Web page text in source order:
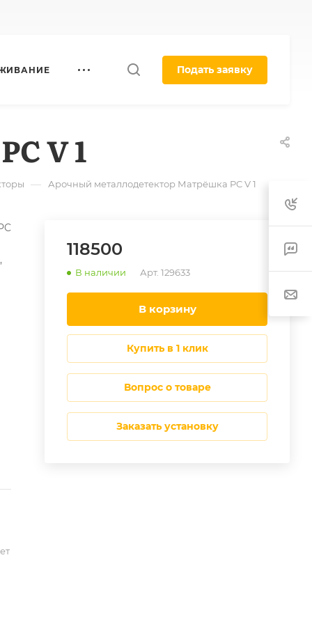
Подать заявку
V 1
— Арочный металлодетектор Матрёшка PC V 1
118500
В наличии Арт. 129633
в корзину
купить в 1 клик
Вопрос о товаре
Заказать установку